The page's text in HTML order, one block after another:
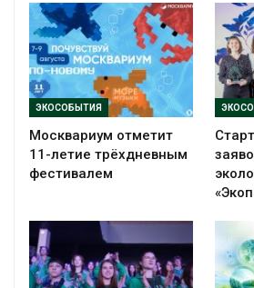
ЭКОСОБЫТИЯ
Москвариум отметит
11-летие трёхдневным
фестивалем